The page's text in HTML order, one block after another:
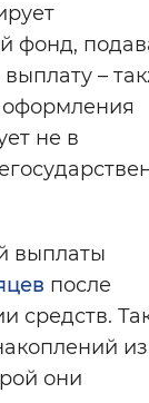
фонд,
–
не в
выплаты
после
средств.
из
они